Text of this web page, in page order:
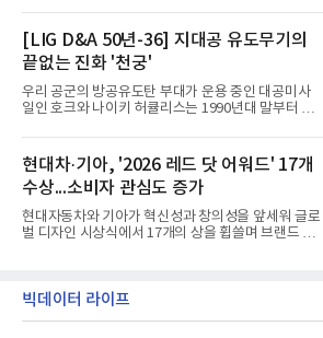
따른 기저효과가 실
인해주는 프로모션이다.대상 제품은 65·77·83형 올
레드, 75·86·100형 마이크로 RGB, 75·86형 미니
RGB 등 거실용 TV로 인기가 높은 베스트셀러 TV 20
개 모델이며, 동시 구독 계약 시 스탠바이미2(모델명
27LX6TPGA) 구독료를 50% 할인 받을 수 있다. 프로
모션 대상 모델과 혜택, 구독료 등 프로모션 세부 사항
은 베스트샵 판매 매니저에게 문의하면 자세히 안내
등으로 이전
[LIG D&A 50년-36] 지대공 유도무기의
끝없는 진화 '천궁'
우리 공군의 방공유도탄 부대가 운용 중인 대공미사
일인 호크와 나이키 허큘리스는 1990년대 말부터 성
기존 미사일체계를 대체할 중고도 및 중거리 대공미
사일을 개발하기로 결정했다.처음 KM-SAM 사업으로
불린 이 사업의 명칭은 호크(Iron Hawk, 철매)를 대체
한다는 의미에서 ‘철매Ⅱ’ 로 정해졌다. 철매Ⅱ 개발
사업은 미사일체계 완성 후인 2011년 ‘천궁(天弓)’으
로 다시 장비명이 바뀌었다. 17개 업체와 관련 기관이
참여한 가운데 LIG 넥스원은 탐색 개발에서 체계개발
인 천궁
현대차·기아, '2026 레드 닷 어워드' 17개
수상...소비자 관심도 증가
현대자동차와 기아가 혁신성과 창의성을 앞세워 글로
벌 디자인 시상식에서 17개의 상을 휩쓸며 브랜드 경
Communication Design)'에서 최우수상 2개, 본상
빅데이터 라이프